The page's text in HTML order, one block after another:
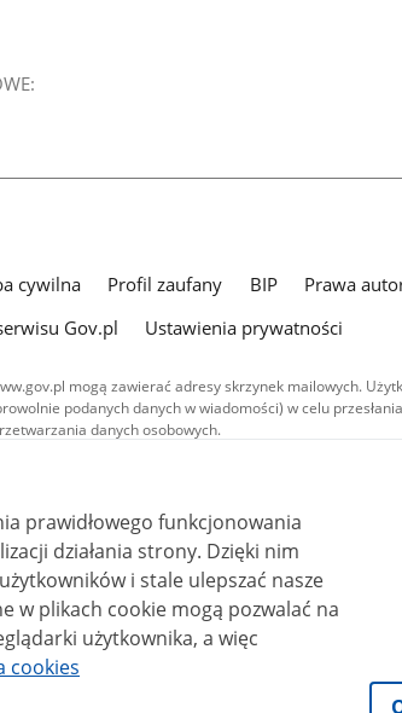
cywilna Profil zaufany BIP Prawa
Gov.pl
Ustawienia prywatności
mogą zawierać adresy skrzynek mailowych.
podanych danych w wiadomości) w celu
danych osobowych.
w serwisie (z wyłączeniem treści
licencji typu Creative Commons: uznanie autorstwa - na
BY-SA 4.0). Materiały audiowizualne, w tym zdjęcia,
na licencji typu Creative Commons: uznanie autorstwa
4.0 (CC BY-NC-ND 4.0), o ile nie jest to stwierdzone
prawidłowego funkcjonowania
strony. Dzięki nim
i stale ulepszać nasze
użytkownika, a więc
cookies